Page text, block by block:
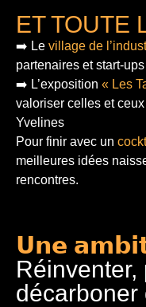
ET TOUTE
➡️ Le village de
partenaires et start-ups
➡️ L’exposition « Les
valoriser celles et
Yvelines
Pour finir avec un
meilleures idées
rencontres.
𝗨𝗻𝗲
décarboner